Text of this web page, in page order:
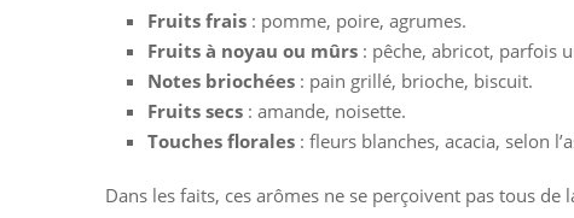
Fruits frais : pomme, poire, agrumes.
Fruits à noyau ou mûrs : pêche, abricot, parfois
Notes briochées : pain grillé, brioche, biscuit.
Fruits secs : amande, noisette.
Touches florales : fleurs blanches, acacia, selon
Dans les faits, ces arômes ne se perçoivent pas tous